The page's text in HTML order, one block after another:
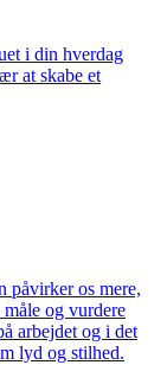
i din hverdag
at skabe et
påvirker os mere,
og vurdere
arbejdet og i det
lyd og stilhed.